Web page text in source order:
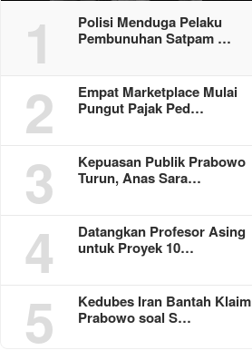
1
Polisi Menduga Pelaku
Pembunuhan Satpam …
2
Empat Marketplace Mulai
Pungut Pajak Ped…
3
Kepuasan Publik Prabowo
Turun, Anas Sara…
4
Datangkan Profesor Asing
untuk Proyek 10…
5
Kedubes Iran Bantah Klaim
Prabowo soal S…